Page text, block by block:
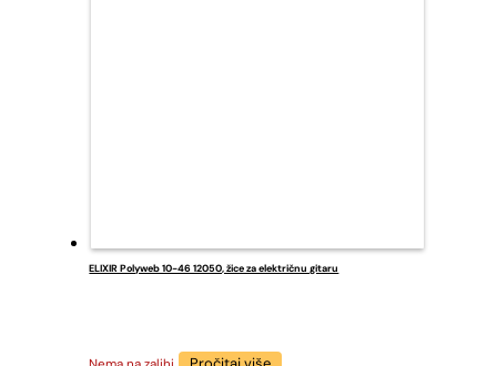
ELIXIR Polyweb 10-46 12050, žice za električnu gitaru